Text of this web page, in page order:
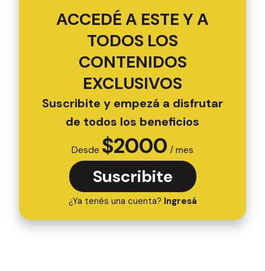
ACCEDÉ A ESTE Y A
TODOS LOS
CONTENIDOS
EXCLUSIVOS
Suscribite y empezá a disfrutar
de todos los beneficios
Desde $2000 / mes
Suscribite
¿Ya tenés una cuenta? Ingresá